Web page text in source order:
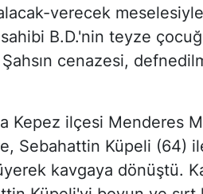
verecek
B.D.'nin teyze
cenazesi,
Kepez ilçesi Menderes
Sebahattin Küpeli (64)
kavgaya dönüştü.